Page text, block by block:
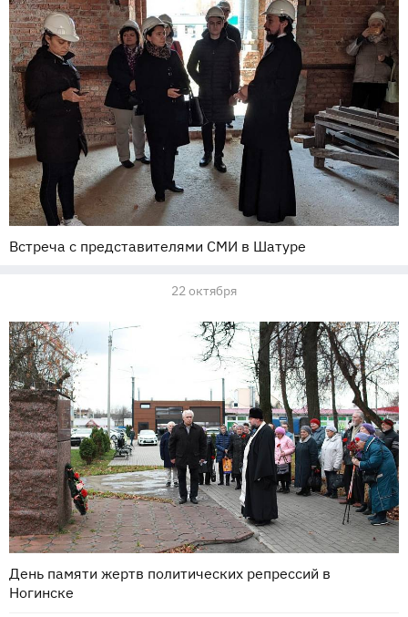
Встреча с представителями СМИ в Шатуре
22 октября
День памяти жертв политических репрессий в
Ногинске